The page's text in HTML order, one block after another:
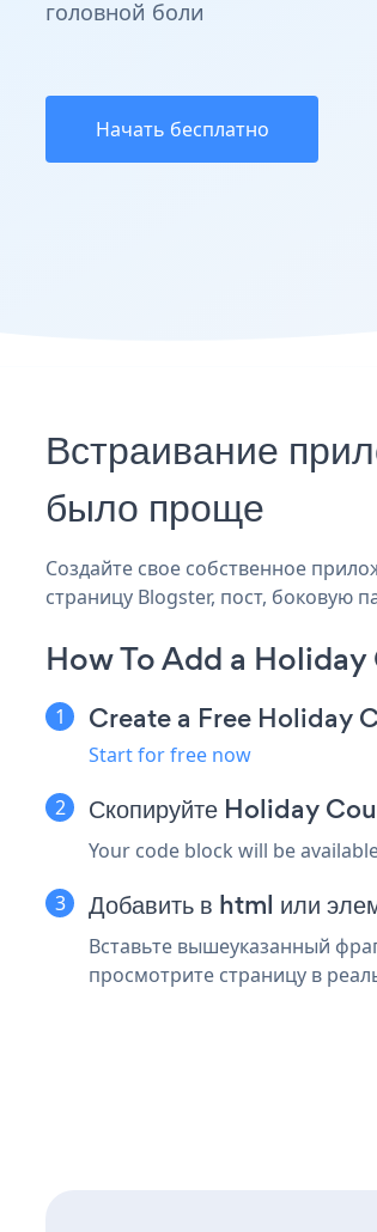
головной боли
Начать бесплатно
Встраивание
было проще
Создайте свое собственное
страницу Blogster, пост, боковую
How To Add a
Create a Free Holiday
Start for free now
Скопируйте Holiday
Your code block will be
Добавить в html или
Вставьте вышеуказанный
просмотрите страницу в